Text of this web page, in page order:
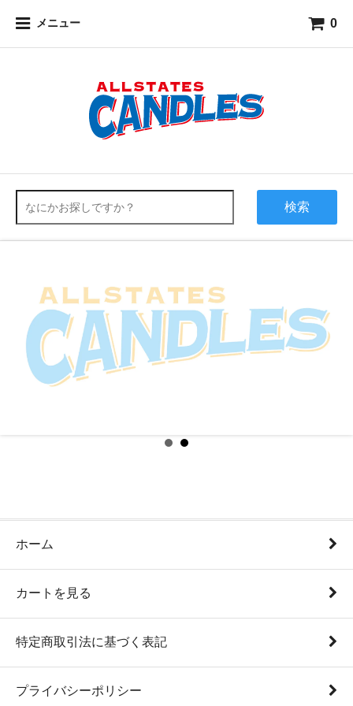
メニュー 0
検索
ホーム
カートを見る
特定商取引法に基づく表記
プライバシーポリシー